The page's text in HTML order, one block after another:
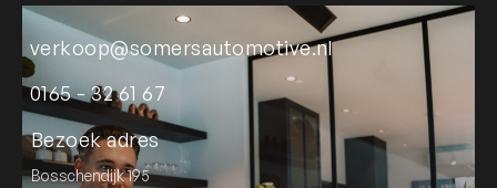
verkoop@somersautomotive.nl
0165 - 32 61 67
Bezoek adres
Bosschendijk 195